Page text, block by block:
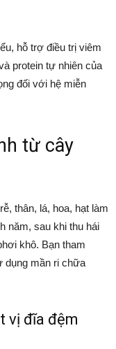
hỗ trợ điều trị viêm
protein tự nhiên của
đối với hệ miễn
từ cây
thân, lá, hoa, hạt làm
năm, sau khi thu hái
khô. Bạn tham
dụng mần ri chữa
vị đĩa đệm